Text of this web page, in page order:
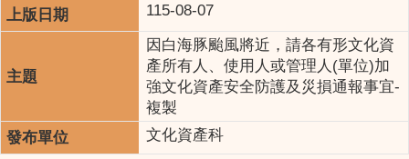
115-08-07
因白海豚颱風將近，請各有形文化資
產所有人、使用人或管理人(單位)加
強文化資產安全防護及災損通報事宜-
複製
文化資產科